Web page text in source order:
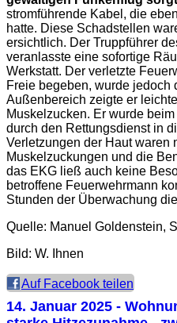
stromführende Kabel, die
hatte. Diese Schadstellen
ersichtlich. Der Truppführer
veranlasste eine sofortige
Werkstatt. Der verletzte
Freie begeben, wurde jedoch
Außenbereich zeigte er
Muskelzucken. Er wurde
durch den Rettungsdienst in
Verletzungen der Haut waren
Muskelzuckungen und die
das EKG ließ auch keine
betroffene Feuerwehrmann
Stunden der Überwachung
Quelle: Manuel Goldenstein,
Bild: W. Ihnen
Auf Facebook teilen
14. Januar 2025 -